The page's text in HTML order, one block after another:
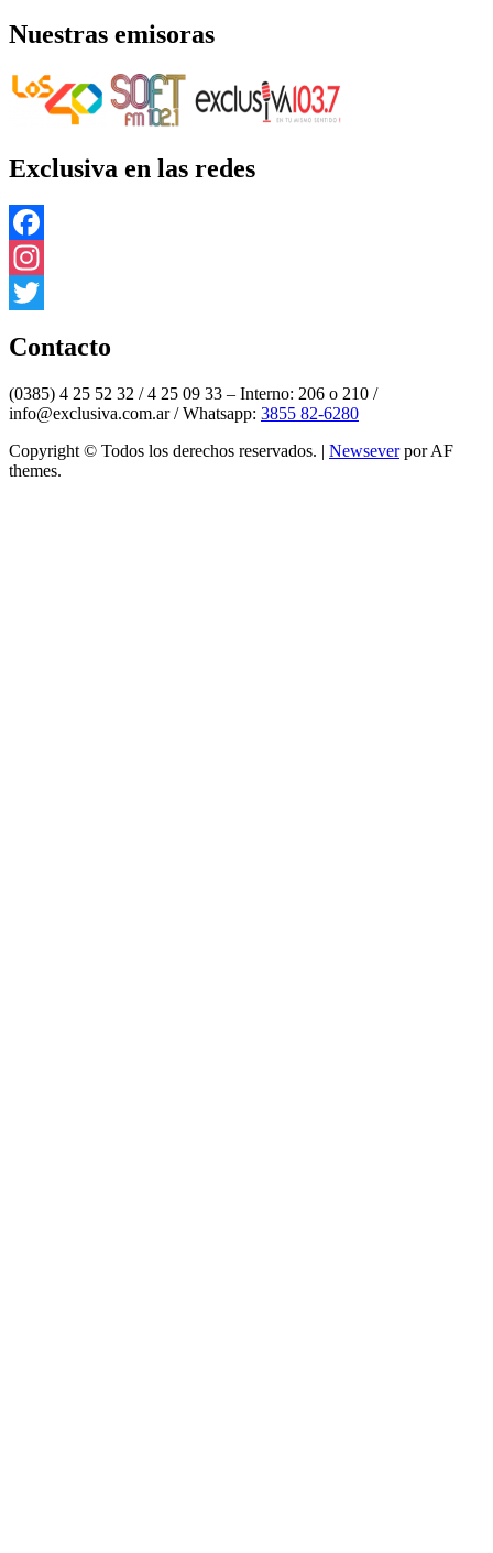
Nuestras emisoras
Exclusiva en las redes
Facebook
Instagram
Contacto
(0385) 4 25 52 32 / 4 25 09 33 – Interno: 206 o 210 /
info@exclusiva.com.ar / Whatsapp: 3855 82-6280
Copyright © Todos los derechos reservados. | Newseverpor AF
themes.